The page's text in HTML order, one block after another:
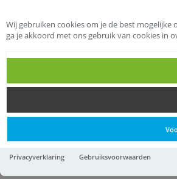
Wij gebruiken cookies om je de best
ga je akkoord met ons gebruik van cookies in
Privacyverklaring Gebruiksvoorwaarden
Startpagina
Schroeven
MDF schroeven
MDF schroeven
MDF schroeven
Dynaplus mdf-